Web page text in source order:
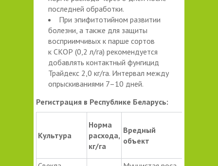
последней обработки.
При эпифитотийном развитии
болезни, а также для защиты
восприимчивых к парше сортов
к СКОР (0,2 л/га) рекомендуется
добавлять контактный фунгицид
Трайдекс 2,0 кг/га. Интервал между
опрыскиваниями 7–10 дней.
Регистрация в Республике Беларусь:
Культура
Норма
расхода,
кг/га
Вредный
объект